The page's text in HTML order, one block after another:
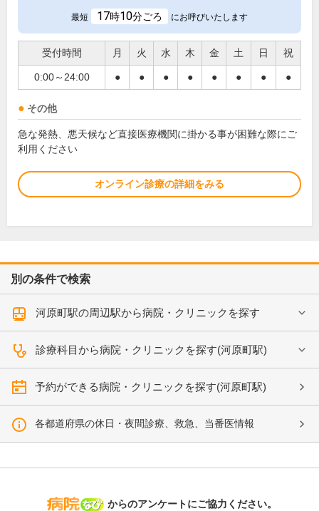
最短 17時10分ごろ にお呼びいたします
受付時間 月 火 水 木 金 土 日 祝
0:00～24:00 ● ● ● ● ● ● ● ●
その他
急な発熱、悪天候など直接医療機関に掛かる事が困難な際にご
利用ください
オンライン診療の詳細をみる
別の条件で検索
河原町駅の周辺駅から病院・クリニックを探す
診療科目から病院・クリニックを探す(河原町駅)
予約ができる病院・クリニックを探す(河原町駅)
各都道府県の休日・夜間診療、救急、当番医情報
病院なび
からのアンケートにご協力ください。